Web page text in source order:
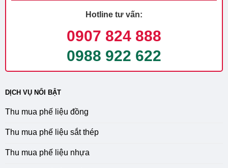
Hotline tư vấn:
0907 824 888
0988 922 622
DỊCH VỤ NỔI BẬT
Thu mua phế liệu đồng
Thu mua phế liệu sắt thép
Thu mua phế liệu nhựa